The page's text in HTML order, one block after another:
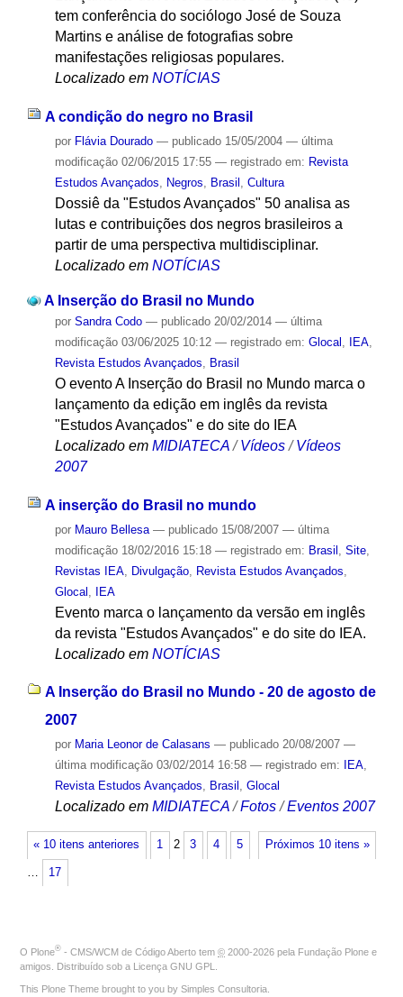
tem conferência do sociólogo José de Souza
Martins e análise de fotografias sobre
manifestações religiosas populares.
Localizado em NOTÍCIAS
A condição do negro no Brasil
por Flávia Dourado — publicado15/05/2004 — última
modificação02/06/2015 17:55 — registrado em: Revista
Estudos Avançados, Negros, Brasil , Cultura
Dossiê da "Estudos Avançados" 50 analisa as
lutas e contribuições dos negros brasileiros a
partir de uma perspectiva multidisciplinar.
Localizado em NOTÍCIAS
A Inserção do Brasil no Mundo
por Sandra Codo — publicado20/02/2014 — última
modificação03/06/2025 10:12 — registrado em: Glocal IEA,
Revista Estudos Avançados
Brasil
O evento A Inserção do Brasil no Mundo marca o
lançamento da edição em inglês da revista
"Estudos Avançados" e do site do IEA
Localizado em MIDIATECA /Vídeos /Vídeos
2007
A inserção do Brasil no mundo
por Mauro Bellesa — publicado15/08/2007 — última
modificação18/02/2016 15:18 — registrado em: Brasil Site,
Revistas IEA, Divulgação, Revista Estudos Avançados
Glocal
IEA
Evento marca o lançamento da versão em inglês
da revista "Estudos Avançados" e do site do IEA.
Localizado em NOTÍCIAS
A Inserção do Brasil no Mundo - 20 de agosto de
2007
por Maria Leonor de Calasans — publicado20/08/2007 —
última modificação03/02/2014 16:58 — registrado em: IEA,
Revista Estudos Avançados, Brasil , Glocal
Localizado em MIDIATECA /Fotos /Eventos 2007
« 10 itens anteriores Próximos 10 itens »
1 2 3 4 5
… 17
O Plone® - CMS/WCM de Código Aberto tem © 2000-2026 pela Fundação Plone e
amigos. Distribuído sob a Licença GNU GPL
This Plone Theme brought to you by Simples Consultoria